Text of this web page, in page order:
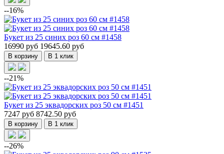
--16%
Букет из 25 синих роз 60 см #1458
16990 руб 19645.60 руб
В корзину В 1 клик
--21%
Букет из 25 эквадорских роз 50 см #1451
7247 руб 8742.50 руб
В корзину В 1 клик
--26%